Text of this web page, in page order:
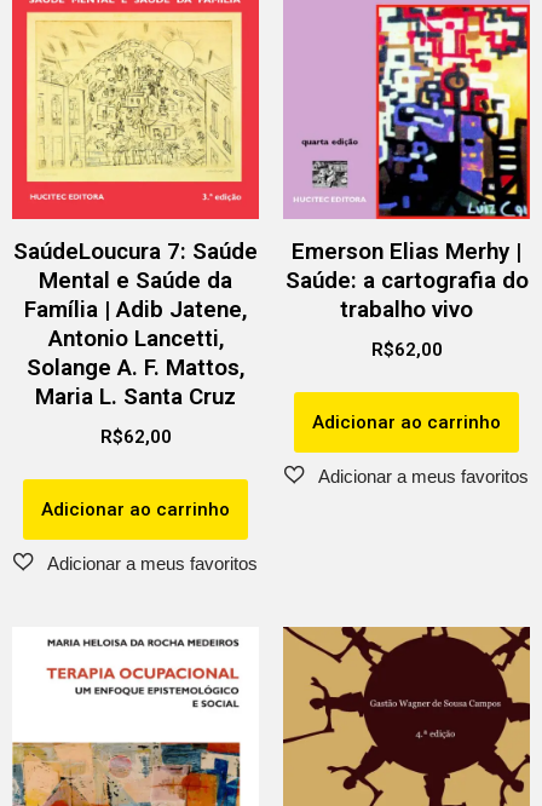
SaúdeLoucura 7: Saúde
Mental e Saúde da
Família | Adib Jatene,
Antonio Lancetti,
Solange A. F. Mattos,
Maria L. Santa Cruz
R$62,00
Adicionar ao carrinho
Emerson Elias Merhy |
Saúde: a cartografia do
trabalho vivo
R$62,00
Adicionar ao carrinho